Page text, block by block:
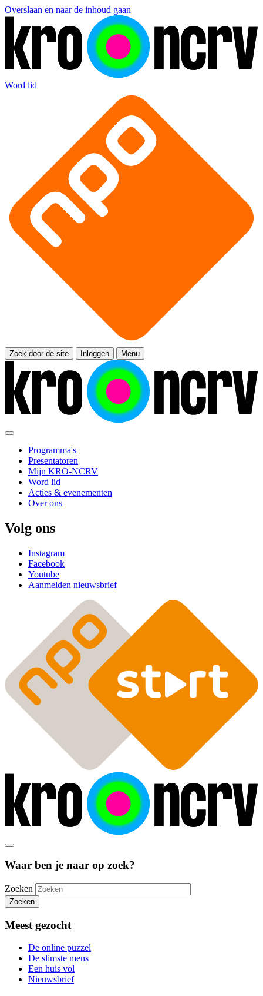
Overslaan en naar de inhoud gaan
Word lid
Zoek door de site Inloggen Menu
Programma's
Presentatoren
Mijn KRO-NCRV
Word lid
Acties & evenementen
Over ons
Volg ons
Instagram
Facebook
Youtube
Aanmelden nieuwsbrief
Waar ben je naar op zoek?
Zoeken
Zoeken
Meest gezocht
De online puzzel
De slimste mens
Een huis vol
Nieuwsbrief